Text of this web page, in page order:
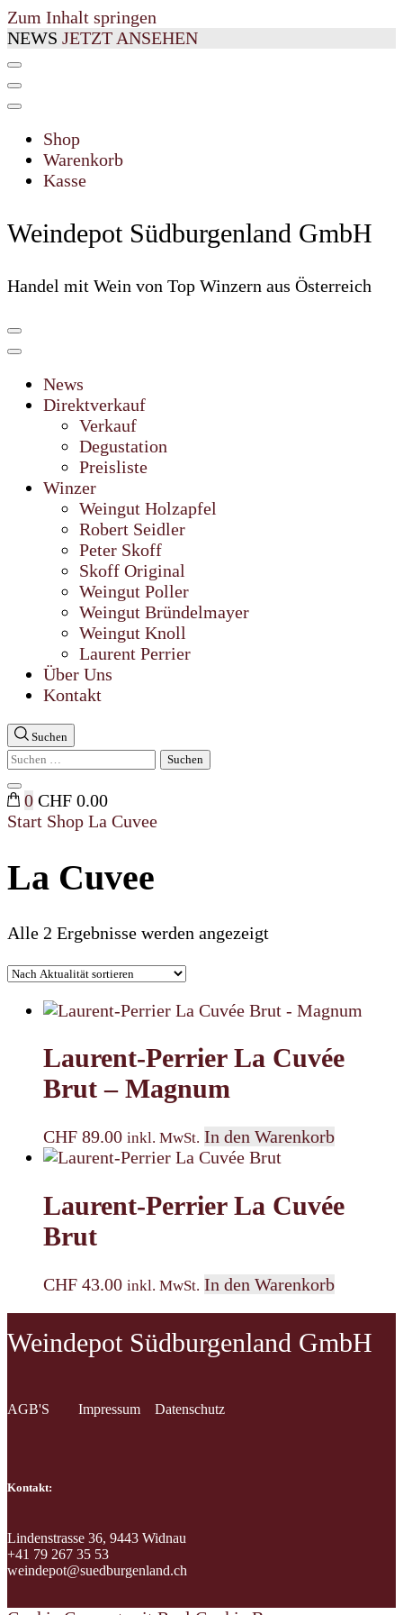
Zum Inhalt springen
NEWS JETZT ANSEHEN
Shop
Warenkorb
Kasse
Weindepot Südburgenland GmbH
Handel mit Wein von Top Winzern aus Österreich
News
Direktverkauf
Verkauf
Degustation
Preisliste
Winzer
Weingut Holzapfel
Robert Seidler
Peter Skoff
Skoff Original
Weingut Poller
Weingut Bründelmayer
Weingut Knoll
Laurent Perrier
Über Uns
Kontakt
Suchen
Suchen
Suche
schließen
0 CHF 0.00
Start Shop La Cuvee
La Cuvee
Alle 2 Ergebnisse werden angezeigtNach
Laurent-Perrier La Cuvée
Brut – Magnum
CHF 89.00 inkl. MwSt. In den Warenkorb
Laurent-Perrier La Cuvée
Brut
CHF 43.00 inkl. MwSt. In den Warenkorb
Weindepot Südburgenland GmbH
AGB'S Impressum Datenschutz
Kontakt:
Lindenstrasse 36, 9443 Widnau
+41 79 267 35 53
weindepot@suedburgenland.ch